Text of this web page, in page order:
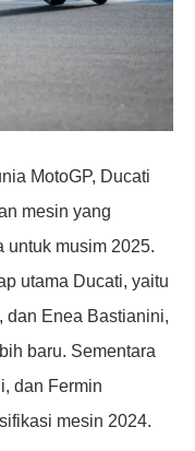
MotoGP, Ducati
mesin yang
untuk musim 2025.
utama Ducati, yaitu
dan Enea Bastianini,
baru. Sementara
dan Fermin
mesin 2024.